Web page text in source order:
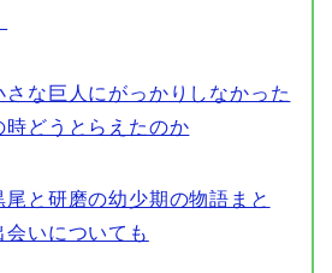
さな巨人にがっかりしなかった
どうとらえたのか
と研磨の幼少期の物語まと
いについても